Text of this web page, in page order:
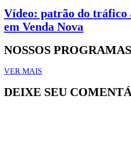
Vídeo: patrão do tráfico
em Venda Nova
NOSSOS PROGRAMAS
VER MAIS
DEIXE SEU